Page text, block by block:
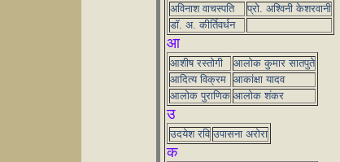
अविनाश वाचस्पति
प्रो. अश्विनी केशरवानी
डॉ. अ. कीर्तिवर्धन
आ
आशीष रस्तोगी
आलोक कुमार सातपुते
आदित्य विक्रम आकांक्षा यादव
आलोक पुराणिक आलोक शंकर
उ
उदयेश रवि उपासना अरोरा
क